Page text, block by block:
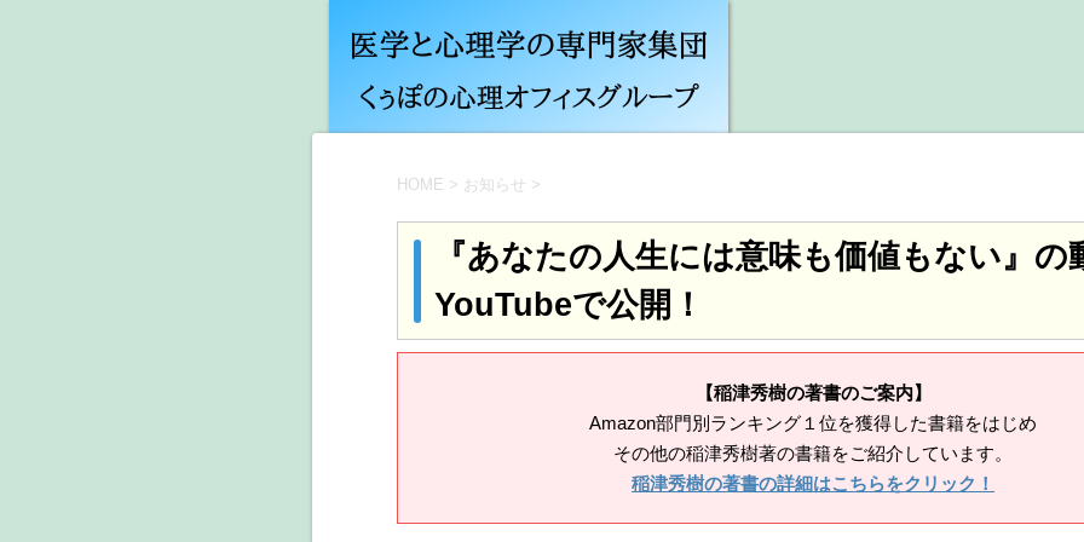
HOME > お知らせ >
『あなたの人生には意味も価値もない』の
YouTubeで公開！
【稲津秀樹の著書のご案内】
Amazon部門別ランキング１位を獲得した書籍をはじめ
その他の稲津秀樹著の書籍をご紹介しています。
稲津秀樹の著書の詳細はこちらをクリック！